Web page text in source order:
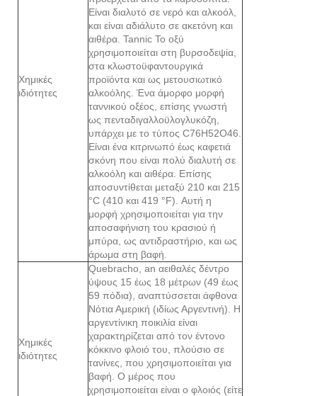
Χημικές
ιδιότητες
Είναι διαλυτό σε νερό και αλκοόλ,
και είναι αδιάλυτο σε ακετόνη και
αιθέρα. Tannic Το οξύ
χρησιμοποιείται στη βυρσοδεψία,
στα κλωστοϋφαντουργικά
προϊόντα και ως μετουσιωτικό
αλκοόλης. Ένα άμορφο μορφή
ταννικού οξέος, επίσης γνωστή
ως πενταδιγαλλοϋλογλυκόζη,
υπάρχει με το τύπος C76H52O46.
Είναι ένα κιτρινωπό έως καφετιά
σκόνη που είναι πολύ διαλυτή σε
αλκοόλη και αιθέρα. Επίσης
αποσυντίθεται μεταξύ 210 και 215
°C (410 και 419 °F). Αυτή η
μορφή χρησιμοποιείται για την
αποσαφήνιση του κρασιού ή
μπύρα, ως αντιδραστήριο, και ως
άρωμα στη βαφή.
Χημικές
ιδιότητες
Quebracho, an αειθαλές δέντρο
ύψους 15 έως 18 μέτρων (49 έως
59 πόδια), αναπτύσσεται άφθονα
Νότια Αμερική (ιδίως Αργεντινή). Η
αργεντίνικη ποικιλία είναι
χαρακτηρίζεται από τον έντονο
κόκκινο φλοιό του, πλούσιο σε
τανίνες, που χρησιμοποιείται για
βαφή. Ο μέρος που
χρησιμοποιείται είναι ο φλοιός (είτε